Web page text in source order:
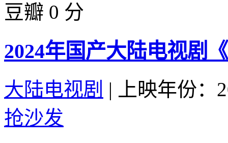
豆瓣 0 分
2024年国产大陆电视剧
大陆电视剧 |
上映年份：
抢沙发